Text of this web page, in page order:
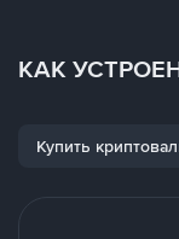
КАК
Купить